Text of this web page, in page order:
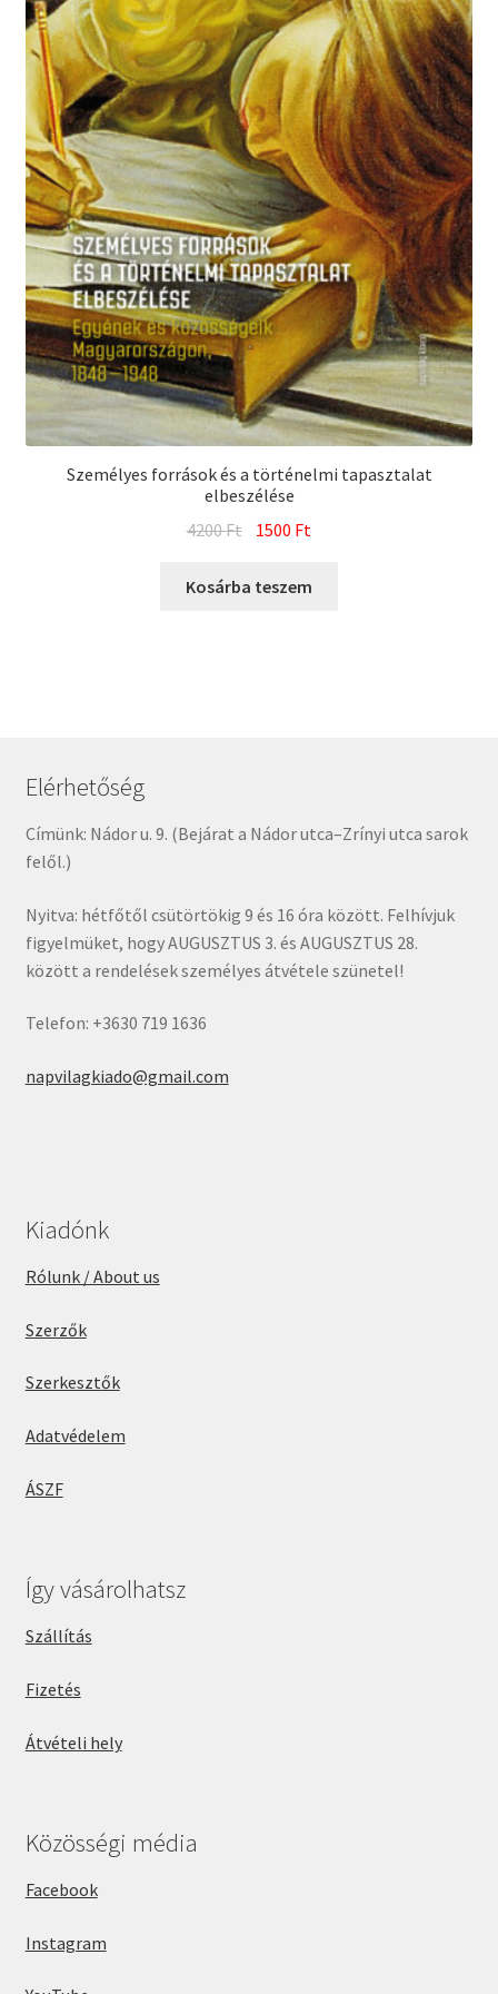
Személyes források és a történelmi tapasztalat
elbeszélése
4200Ft Original
was:
1500 Ft
is:
Kosárba teszem
Elérhetőség
Címünk: Nádor u. 9. (Bejárat a Nádor utca–Zrínyi utca sarok
felől.)
Nyitva: hétfőtől csütörtökig 9 és 16 óra között. Felhívjuk
figyelmüket, hogy AUGUSZTUS 3. és AUGUSZTUS 28.
között a rendelések személyes átvétele szünetel!
Telefon: +3630 719 1636
napvilagkiado@gmail.com
Kiadónk
Rólunk / About us
Szerzők
Szerkesztők
Adatvédelem
ÁSZF
Így vásárolhatsz
Szállítás
Fizetés
Átvételi hely
Közösségi média
Facebook
Instagram